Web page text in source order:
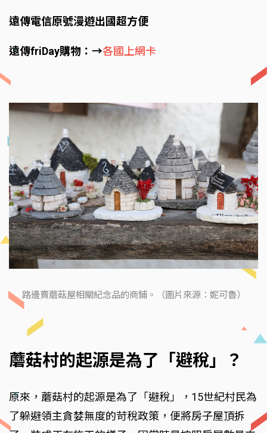
遠傳電信原號漫遊出國超方便
遠傳friDay購物：→各國上網卡
路邊賣蘑菇屋相關紀念品的商鋪。（圖片來源：妮可魯）
蘑菇村的起源是為了「避稅」？
原來，蘑菇村的起源是為了「避稅」，15世紀村民為
了躲避領主貪婪無度的苛稅政策，便將房子屋頂拆